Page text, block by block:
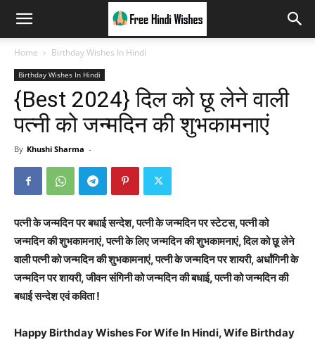
Home Birthday Wishes In Hindi
Birthday Wishes In Hindi
{Best 2024} दिल को छू लेने वाली
पत्नी को जन्मदिन की शुभकामनाएं
By Khushi Sharma -
पत्नी के जन्मदिन पर बधाई सन्देश, पत्नी के जन्मदिन पर स्टेटस, पत्नी को
जन्मदिन की शुभकामनाएं, पत्नी के लिए जन्मदिन की शुभकामनाएं, दिल को छू लेने
वाली पत्नी को जन्मदिन की शुभकामनाएं, पत्नी के जन्मदिन पर शायरी, अर्धांगिनी के
जन्मदिन पर शायरी, जीवन संगिनी को जन्मदिन की बधाई, पत्नी को जन्मदिन की
बधाई सन्देश एवं कविता !
Happy Birthday Wishes For Wife In Hindi, Wife Birthday